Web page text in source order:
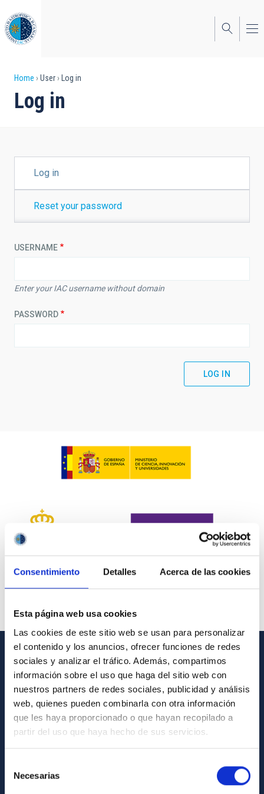
Consentimiento Detalles Acerca de las cookies
Esta página web usa cookies
Las cookies de este sitio web se usan para personalizar
el contenido y los anuncios, ofrecer funciones de redes
sociales y analizar el tráfico. Además, compartimos
información sobre el uso que haga del sitio web con
nuestros partners de redes sociales, publicidad y análisis
web, quienes pueden combinarla con otra información
que les haya proporcionado o que hayan recopilado a
partir del uso que haya hecho de sus servicios.
Necesarias
to
main
content
Breadcrumb
Home User Log in
Log in
TABSLog in
Reset your password
USERNAME
Enter your IAC username without domain
PASSWORD
GENERAL INFORMATION
Contact
How to get to the IAC
List of personnel
Library
General register